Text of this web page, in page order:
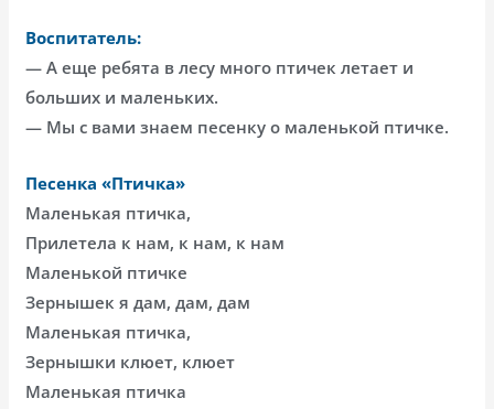
Воспитатель:
— А еще ребята в лесу много птичек летает и
больших и маленьких.
— Мы с вами знаем песенку о маленькой птичке.
Песенка «Птичка»
Маленькая птичка,
Прилетела к нам, к нам, к нам
Маленькой птичке
Зернышек я дам, дам, дам
Маленькая птичка,
Зернышки клюет, клюет
Маленькая птичка